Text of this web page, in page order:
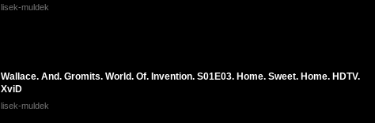
lisek-muldek
Wallace. And. Gromits. World. Of. Invention. S01E03. Home. Sweet. Home. HDTV.
XviD
lisek-muldek